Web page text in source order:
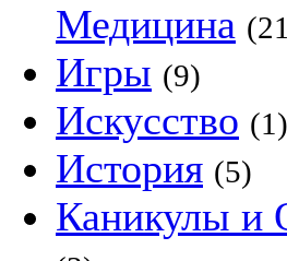
Медицина
Игры (9)
Искусство (1)
История (5)
Каникулы и